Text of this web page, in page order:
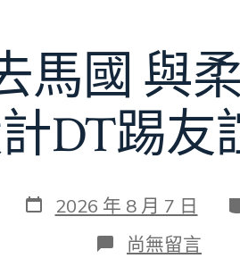
60
元〉
中
馬國 與
DT踢友
發
表
2026 年 8 月 7 日
在
〈切
尚無留言